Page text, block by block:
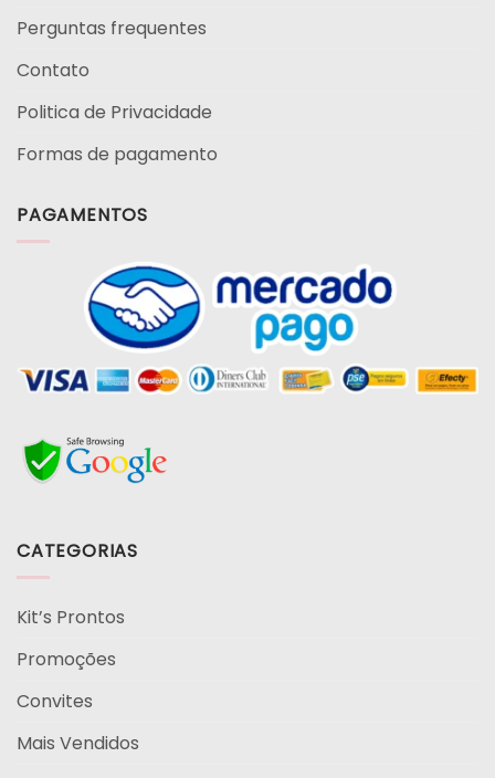
Perguntas frequentes
Contato
Politica de Privacidade
Formas de pagamento
PAGAMENTOS
CATEGORIAS
Kit’s Prontos
Promoções
Convites
Mais Vendidos